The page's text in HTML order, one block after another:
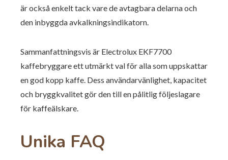
är också enkelt tack vare de avtagbara delarna och
den inbyggda avkalkningsindikatorn.
Sammanfattningsvis är Electrolux EKF7700
kaffebryggare ett utmärkt val för alla som uppskattar
en god kopp kaffe. Dess användarvänlighet, kapacitet
och bryggkvalitet gör den till en pålitlig följeslagare
för kaffeälskare.
Unika FAQ